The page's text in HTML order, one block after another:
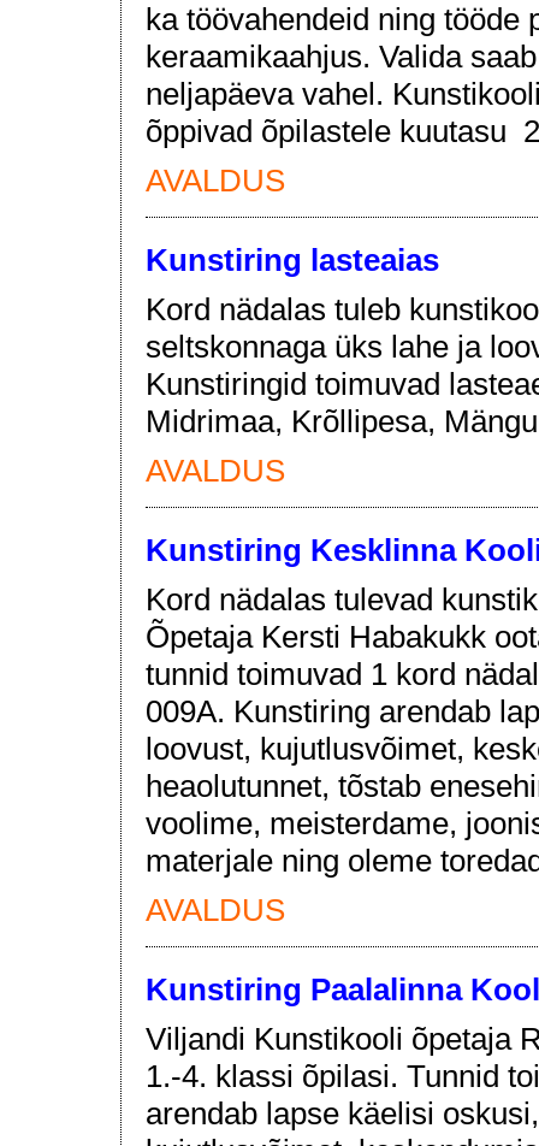
ka töövahendeid ning tööde
keraamikaahjus. Valida
neljapäeva vahel.
õppivad õpilastele kuutasu
AVALDUS
Kunstiring lasteaias
Kord nädalas tuleb
seltskonnaga üks lahe ja
Kunstiringid toimuvad
Midrimaa, Krõllipesa,
AVALDUS
Kunstiring Kesklinna
Kord nädalas tulevad
Õpetaja Kersti Habakukk
tunnid toimuvad 1 kord
009A. Kunstiring arendab
loovust, kujutlusvõimet,
heaolutunnet, tõstab
voolime, meisterdame,
materjale ning oleme
AVALDUS
Kunstiring Paalalinna
Viljandi Kunstikooli õpetaja
1.-4. klassi õpilasi. Tunnid
arendab lapse käelisi